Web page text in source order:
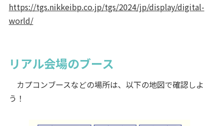
https://tgs.nikkeibp.co.jp/tgs/2024/jp/display/digital-
world/
リアル会場のブース
カプコンブースなどの場所は、以下の地図で確認しよ
う！